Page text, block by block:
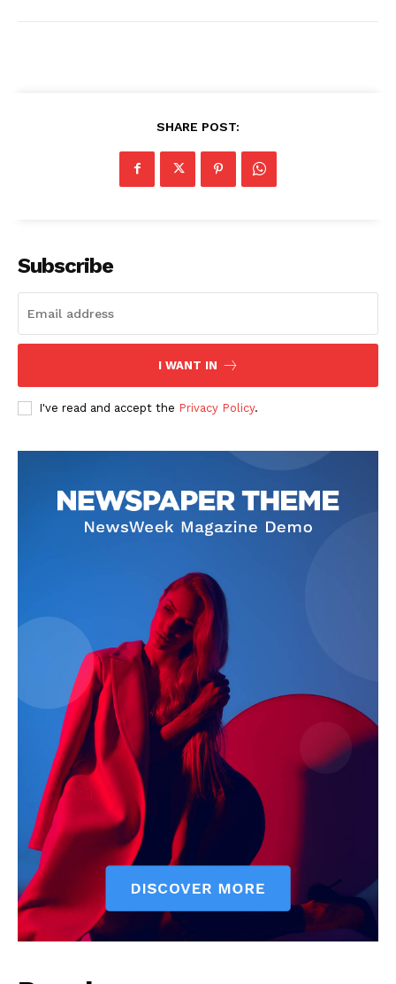
SHARE POST:
Subscribe
I WANT IN
I've read and accept the Privacy Policy.